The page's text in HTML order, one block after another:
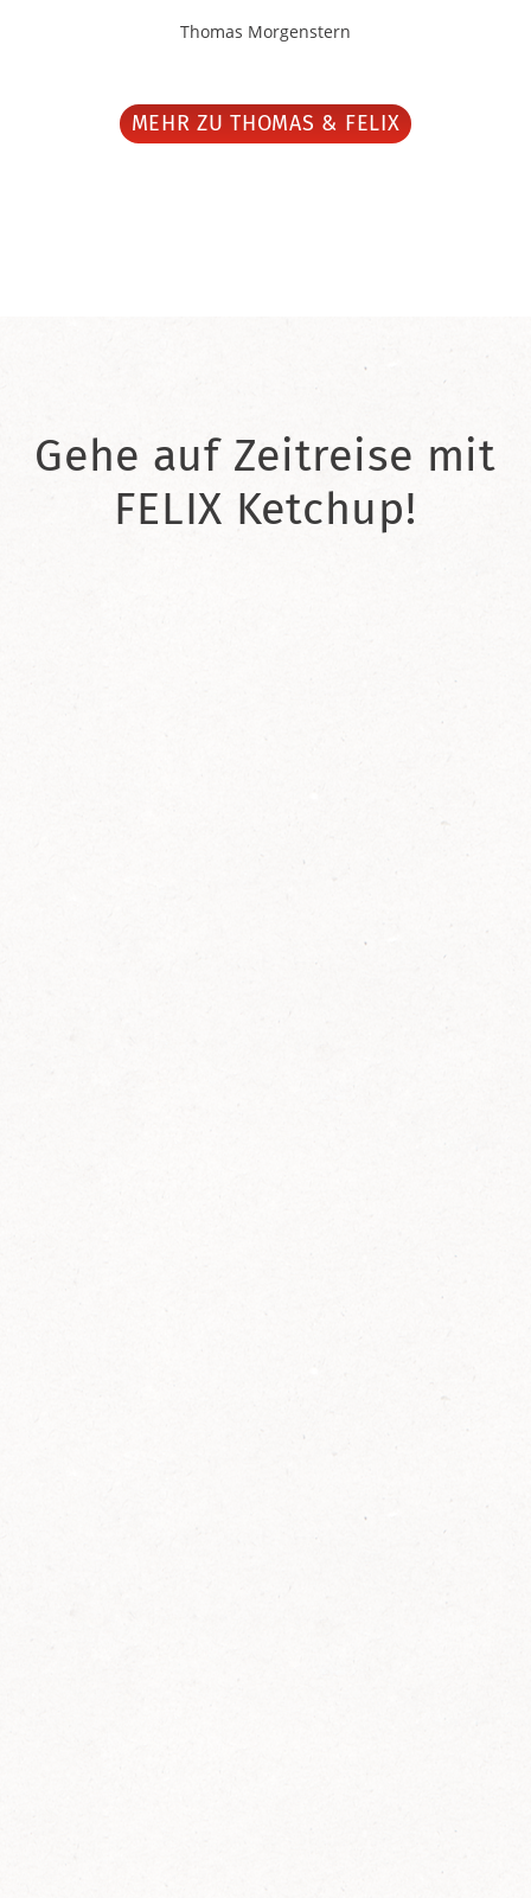
Thomas Morgenstern
MEHR ZU THOMAS & FELIX
Gehe auf Zeitreise mit
FELIX Ketchup!